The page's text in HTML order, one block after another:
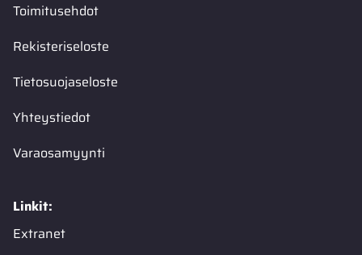
Toimitusehdot
Rekisteriseloste
Tietosuojaseloste
Yhteystiedot
Varaosamyynti
Linkit:
Extranet